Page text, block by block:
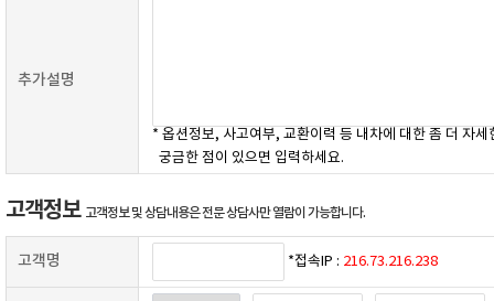
추가설명
* 옵션정보, 사고여부, 교환이력 등 내차에 대한 좀 더 자
궁금한 점이 있으면 입력하세요.
고객정보 고객정보 및 상담내용은 전문 상담사만 열람이 가능합니다.
고객명 *접속IP : 216.73.216.238